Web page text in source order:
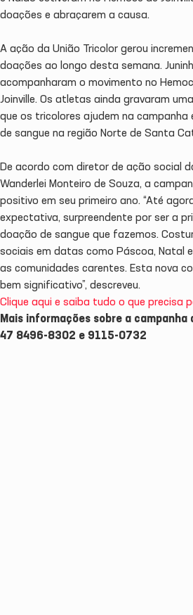
doações e abraçarem a causa.
A ação da União Tricolor gerou
doações ao longo desta semana.
acompanharam o movimento no
Joinville. Os atletas ainda gravaram
que os tricolores ajudem na campanha
de sangue na região Norte de Santa
De acordo com diretor de ação social
Wanderlei Monteiro de Souza, a
positivo em seu primeiro ano. “Até
expectativa, surpreendente por ser a
doação de sangue que fazemos.
sociais em datas como Páscoa, Natal
as comunidades carentes. Esta nova
bem significativo”, descreveu.
Clique aqui e saiba tudo o que precisa
Mais informações sobre a campanha
47 8496-8302 e 9115-0732